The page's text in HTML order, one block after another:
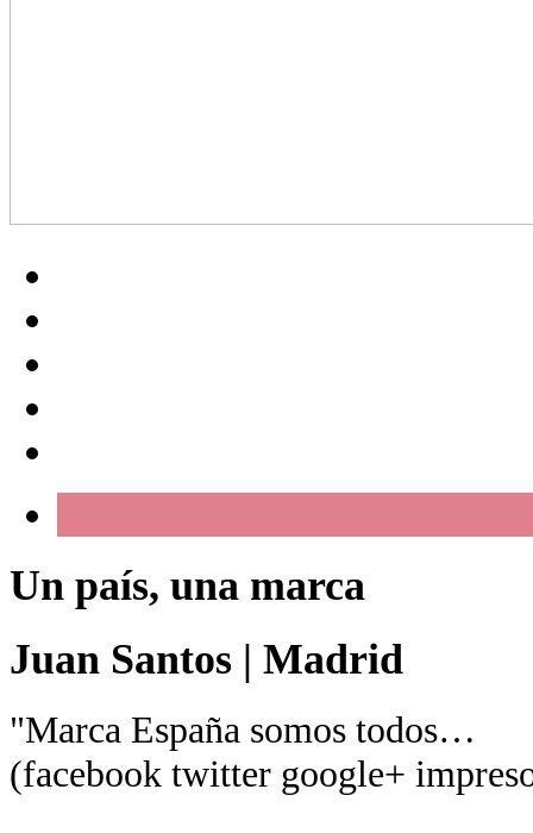
Un país, una marca
Juan Santos | Madrid
"Marca España somos todos…
(facebook twitter google+